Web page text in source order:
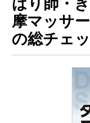
はり師・
摩マッサ
の総チェ